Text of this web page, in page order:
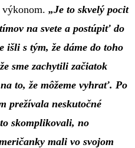
„Je to skvelý pocit
na svete a postúpiť do
s tým, že dáme do toho
sme zachytili začiatok
to, že môžeme vyhrať. Po
prežívala neskutočné
skomplikovali, no
mali vo svojom